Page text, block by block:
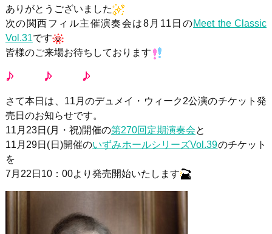
ありがとうございました
次の関西フィル主催演奏会は8月11日のMeet the Classic
Vol.31です
皆様のご来場お待ちしております
さて本日は、11月のデュメイ・ウィーク2公演のチケット発
売日のお知らせです。
11月23日(月・祝)開催の第270回定期演奏会と
11月29日(日)開催のいずみホールシリーズVol.39のチケット
を
7月22日10：00より発売開始いたします